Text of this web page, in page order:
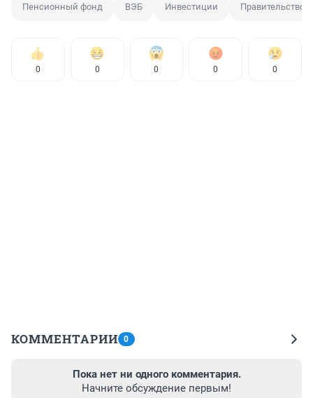
Пенсионный фонд ВЭБ Инвестиции Правительство
0 0 0 0 0
КОММЕНТАРИИ 0
Пока нет ни одного комментария.
Начните обсуждение первым!